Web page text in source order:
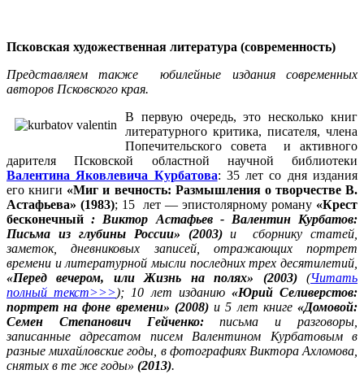
Псковская художественная литература (современность)
Представляем также юбилейные издания современных
авторов Псковского края.
В первую очередь, это несколько книг
литературного критика, писателя, члена
Попечительского совета и активного
дарителя Псковской областной научной библиотеки
Валентина Яковлевича Курбатова: 35 лет со дня издания
его книги «Миг и вечность: Размышления о творчестве В.
Астафьева» (1983); 15 лет — эпистолярному роману «Крест
бесконечный : Виктор Астафьев - Валентин Курбатов:
Письма из глубины России» (2003)и сборнику статей,
заметок, дневниковых записей, отражающих портрет
времени и литературной мысли последних трех десятилетий,
«Перед вечером, или Жизнь на полях» (2003) (Читать
полный текст>>>); 10 лет изданию «Юрий Селиверстов:
портрет на фоне времени» (2008)и 5 лет книге«Домовой:
Семен Степанович Гейченко:письма и разговоры,
записанные адресатом писем Валентином Курбатовым в
разные михайловские годы, в фотографиях Виктора Ахломова,
снятых в те же годы» (2013).